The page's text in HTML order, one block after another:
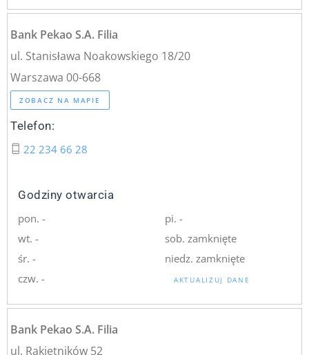
Bank Pekao S.A. Filia
ul. Stanisława Noakowskiego 18/20
Warszawa 00-668
ZOBACZ NA MAPIE
Telefon:
22 234 66 28
Godziny otwarcia
pon. -
wt. -
śr. -
czw. -
pi. -
sob. zamknięte
niedz. zamknięte
AKTUALIZUJ DANE
Bank Pekao S.A. Filia
ul. Rakietników 52